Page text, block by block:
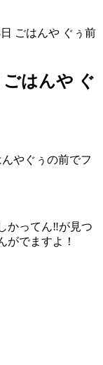
ごはんや ぐぅ前
ごはんや ぐ
やぐぅの前でフ
かってん‼︎が見つ
がでますよ！